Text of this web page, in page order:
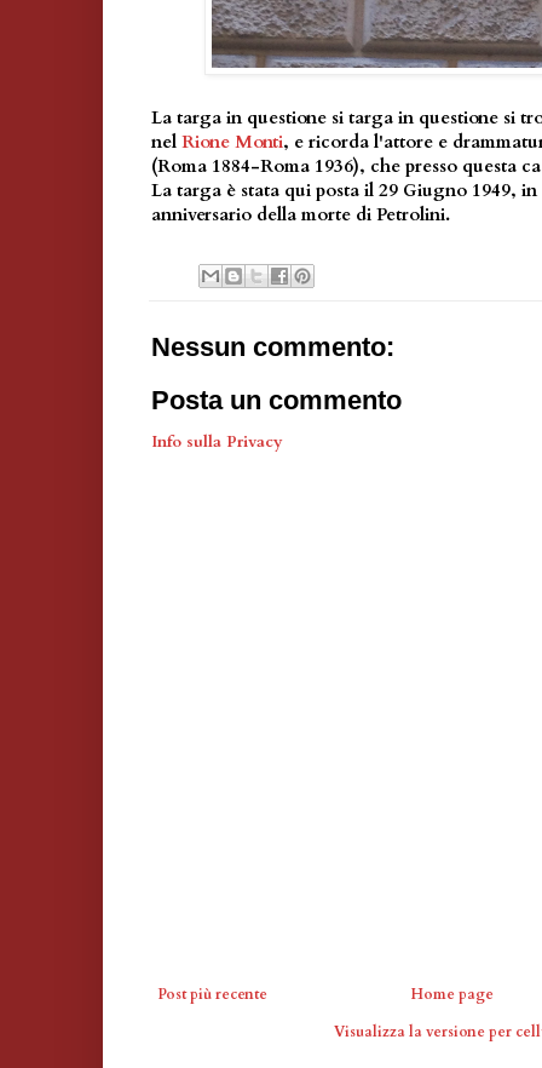
La targa in questione si targa in questione si
nel Rione Monti, e ricorda l'attore e
(Roma 1884-Roma 1936), che presso questa
La targa è stata qui posta il 29 Giugno 1949,
anniversario della morte di Petrolini.
Nessun commento:
Posta un commento
Info sulla Privacy
Post più recente
Home page
Visualizza la versione per